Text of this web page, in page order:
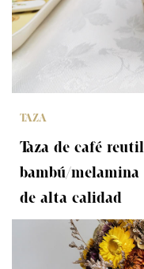
TAZA
Taza de café
bambú/
de alta calidad